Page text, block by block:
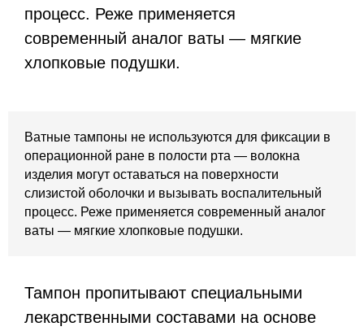
процесс. Реже применяется
современный аналог ваты — мягкие
хлопковые подушки.
Ватные тампоны не используются для фиксации в
операционной ране в полости рта — волокна
изделия могут оставаться на поверхности
слизистой оболочки и вызывать воспалительный
процесс. Реже применяется современный аналог
ваты — мягкие хлопковые подушки.
Тампон пропитывают специальными
лекарственными составами на основе